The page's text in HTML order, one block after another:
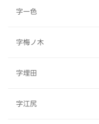
字一色
字梅ノ木
字埋田
字江尻